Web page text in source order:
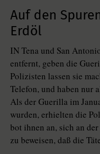
Auf den
Erdöl
IN Tena und San
entfernt, geben die
Polizisten lassen sie
Telefon, und haben nur
Als der Guerilla im
wurden, erhielten die
bot ihnen an, sich an
zu beweisen, daß die